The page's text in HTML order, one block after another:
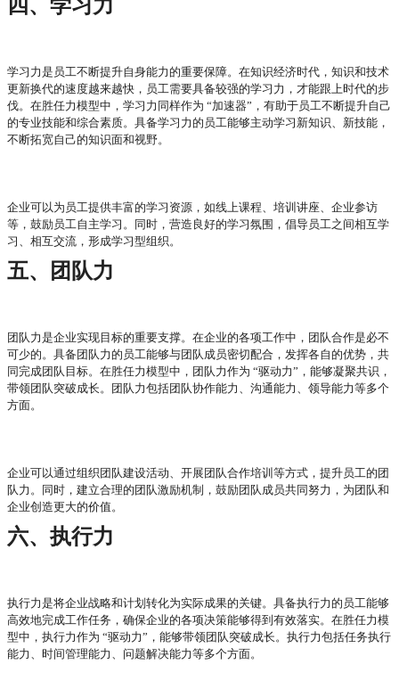
四、学习力
学习力是员工不断提升自身能力的重要保障。在知识经济时代，知识和技术
更新换代的速度越来越快，员工需要具备较强的学习力，才能跟上时代的步
伐。在胜任力模型中，学习力同样作为 “加速器”，有助于员工不断提升自己
的专业技能和综合素质。具备学习力的员工能够主动学习新知识、新技能，
不断拓宽自己的知识面和视野。
企业可以为员工提供丰富的学习资源，如线上课程、培训讲座、企业参访
等，鼓励员工自主学习。同时，营造良好的学习氛围，倡导员工之间相互学
习、相互交流，形成学习型组织。
五、团队力
团队力是企业实现目标的重要支撑。在企业的各项工作中，团队合作是必不
可少的。具备团队力的员工能够与团队成员密切配合，发挥各自的优势，共
同完成团队目标。在胜任力模型中，团队力作为 “驱动力”，能够凝聚共识，
带领团队突破成长。团队力包括团队协作能力、沟通能力、领导能力等多个
方面。
企业可以通过组织团队建设活动、开展团队合作培训等方式，提升员工的团
队力。同时，建立合理的团队激励机制，鼓励团队成员共同努力，为团队和
企业创造更大的价值。
六、执行力
执行力是将企业战略和计划转化为实际成果的关键。具备执行力的员工能够
高效地完成工作任务，确保企业的各项决策能够得到有效落实。在胜任力模
型中，执行力作为 “驱动力”，能够带领团队突破成长。执行力包括任务执行
能力、时间管理能力、问题解决能力等多个方面。